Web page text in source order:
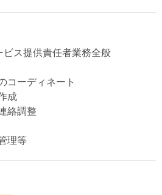
ス提供責任者業務全般
コーディネート
成
絡調整
理等